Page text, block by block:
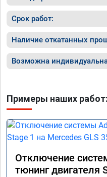
Срок работ:
Наличие откатанных
Возможна
Примеры наших работ:
Отключение
тюнинг двигателя